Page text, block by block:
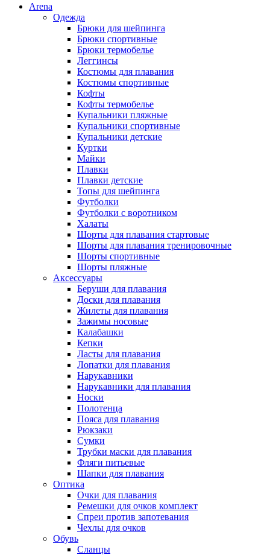
Arena
Одежда
Брюки для шейпинга
Брюки спортивные
Брюки термобелье
Леггинсы
Костюмы для плавания
Костюмы спортивные
Кофты
Кофты термобелье
Купальники пляжные
Купальники спортивные
Купальники детские
Куртки
Майки
Плавки
Плавки детские
Топы для шейпинга
Футболки
Футболки с воротником
Халаты
Шорты для плавания стартовые
Шорты для плавания тренировочные
Шорты спортивные
Шорты пляжные
Аксессуары
Беруши для плавания
Доски для плавания
Жилеты для плавания
Зажимы носовые
Калабашки
Кепки
Ласты для плавания
Лопатки для плавания
Нарукавники
Нарукавники для плавания
Носки
Полотенца
Пояса для плавания
Рюкзаки
Сумки
Трубки маски для плавания
Фляги питьевые
Шапки для плавания
Оптика
Очки для плавания
Ремешки для очков комплект
Спреи против запотевания
Чехлы для очков
Обувь
Сланцы